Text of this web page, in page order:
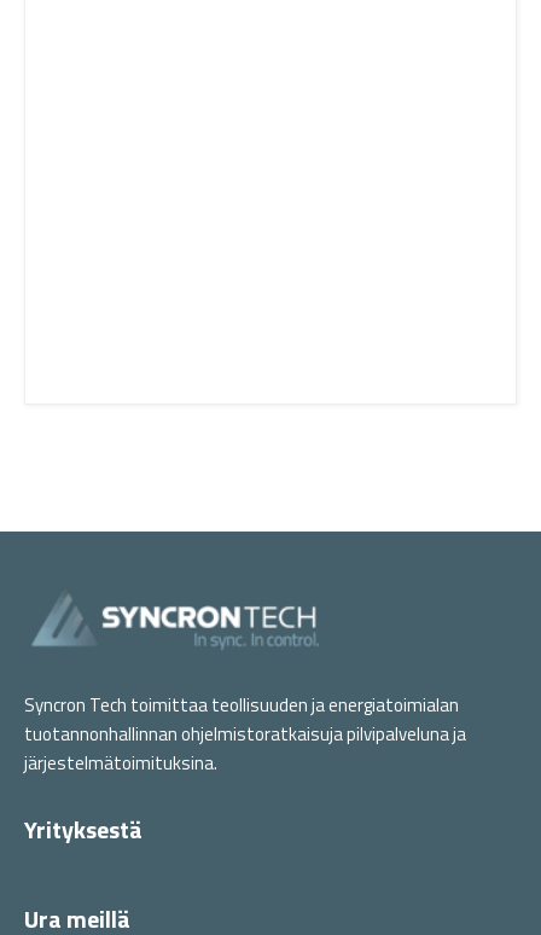
Syncron Tech toimittaa teollisuuden ja energiatoimialan
tuotannonhallinnan ohjelmistoratkaisuja pilvipalveluna ja
järjestelmätoimituksina.
Yrityksestä
Ura meillä